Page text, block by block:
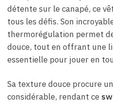
détente sur le canapé, ce
tous les défis. Son
thermorégulation permet
douce, tout en offrant une
essentielle pour jouer en
Sa texture douce procure
considérable, rendant ce